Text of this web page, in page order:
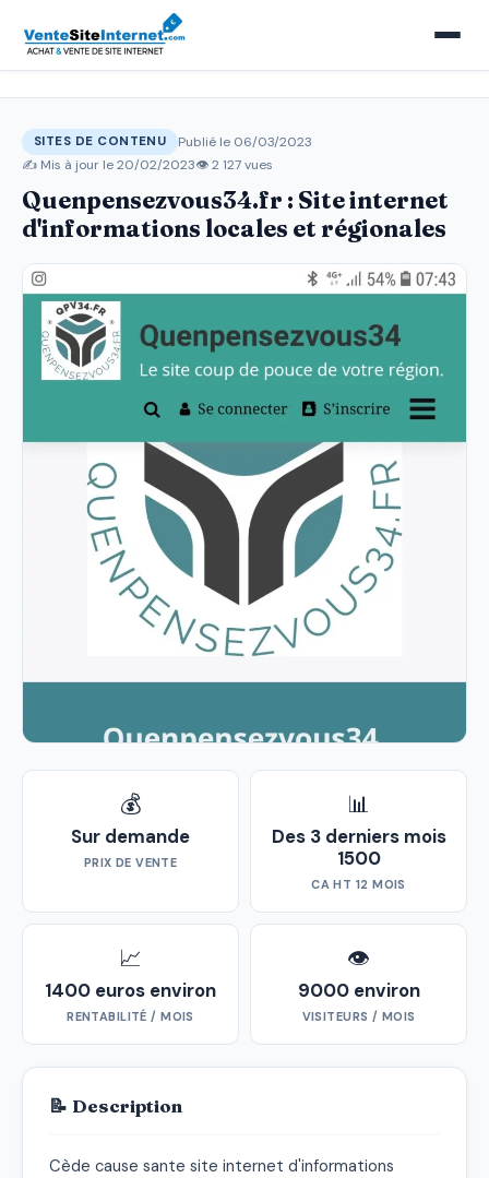
SITES DE CONTENU
Publié le 06/03/2023
✍️ Mis à jour le20/02/2023👁 2 127 vues
Quenpensezvous34.fr : Site internet
d'informations locales et régionales
💰
Sur demande
PRIX DE VENTE
📊
Des 3 derniers mois
1500
CA HT 12 MOIS
📈
1400 euros environ
RENTABILITÉ / MOIS
👁
9000 environ
VISITEURS / MOIS
📝 Description
Cède cause sante site internet d'informations